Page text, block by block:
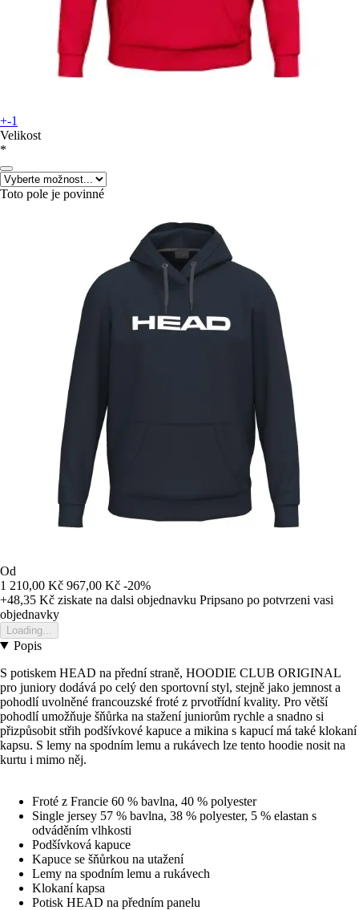
+-1
Velikost
*
Toto pole je povinné
Od
1 210,00 Kč 967,00 Kč -20%
+48,35 Kč ziskate na dalsi objednavku Pripsano po potvrzeni vasi
objednavky
Loading...
Popis
S potiskem HEAD na přední straně, HOODIE CLUB ORIGINAL
pro juniory dodává po celý den sportovní styl, stejně jako jemnost a
pohodlí uvolněné francouzské froté z prvotřídní kvality. Pro větší
pohodlí umožňuje šňůrka na stažení juniorům rychle a snadno si
přizpůsobit střih podšívkové kapuce a mikina s kapucí má také klokaní
kapsu. S lemy na spodním lemu a rukávech lze tento hoodie nosit na
kurtu i mimo něj.
Froté z Francie 60 % bavlna, 40 % polyester
Single jersey 57 % bavlna, 38 % polyester, 5 % elastan s
odváděním vlhkosti
Podšívková kapuce
Kapuce se šňůrkou na utažení
Lemy na spodním lemu a rukávech
Klokaní kapsa
Potisk HEAD na předním panelu